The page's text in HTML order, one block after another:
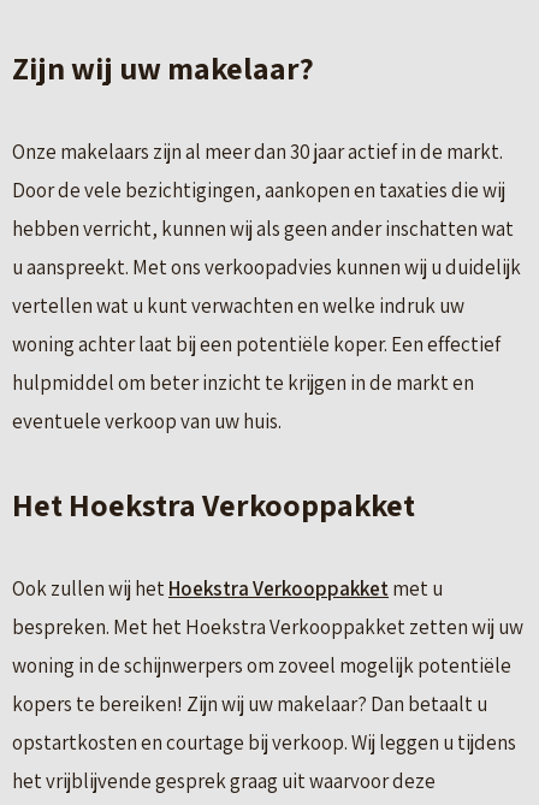
Zijn wij uw makelaar?
Onze makelaars zijn al meer dan 30 jaar actief in de markt.
Door de vele bezichtigingen, aankopen en taxaties die wij
hebben verricht, kunnen wij als geen ander inschatten wat
u aanspreekt. Met ons verkoopadvies kunnen wij u duidelijk
vertellen wat u kunt verwachten en welke indruk uw
woning achter laat bij een potentiële koper. Een effectief
hulpmiddel om beter inzicht te krijgen in de markt en
eventuele verkoop van uw huis.
Het Hoekstra Verkooppakket
Ook zullen wij hetHoekstra Verkooppakketmet u
bespreken. Met het Hoekstra Verkooppakket zetten wij uw
woning in de schijnwerpers om zoveel mogelijk potentiële
kopers te bereiken! Zijn wij uw makelaar? Dan betaalt u
opstartkosten en courtage bij verkoop. Wij leggen u tijdens
het vrijblijvende gesprek graag uit waarvoor deze